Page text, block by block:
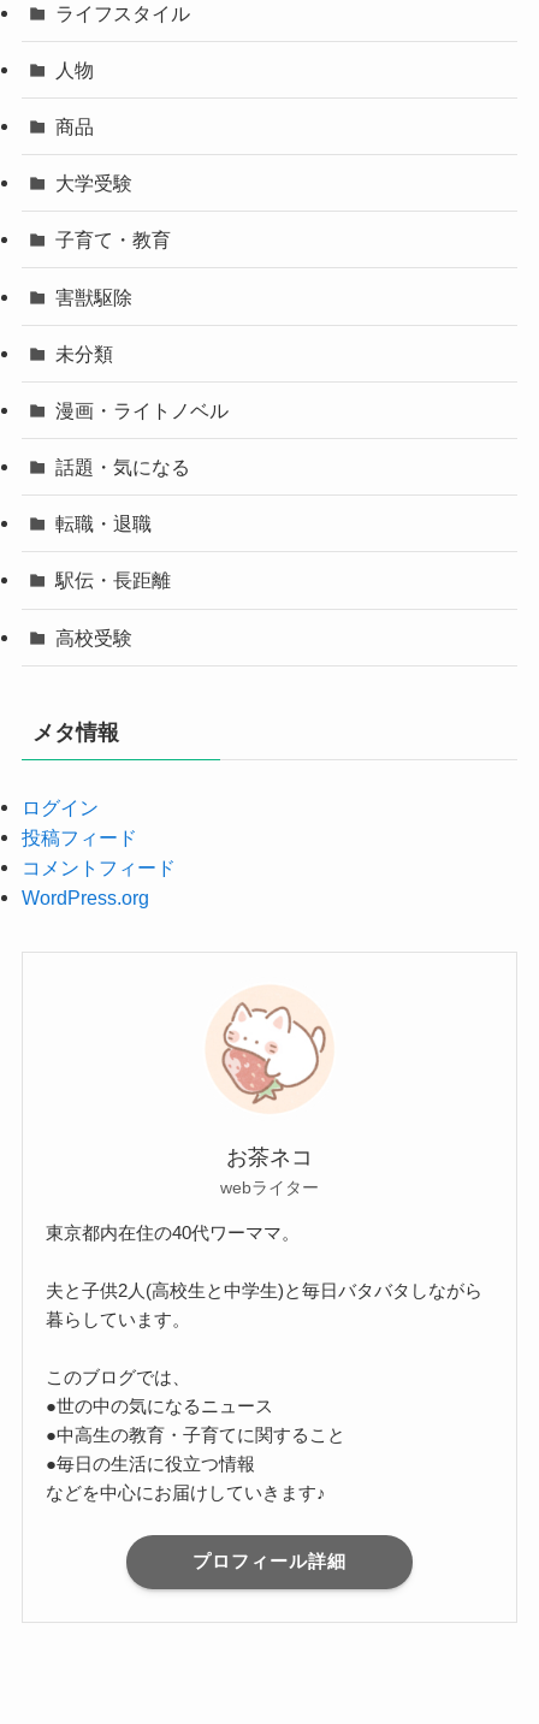
ライフスタイル
人物
商品
大学受験
子育て・教育
害獣駆除
未分類
漫画・ライトノベル
話題・気になる
転職・退職
駅伝・長距離
高校受験
メタ情報
ログイン
投稿フィード
コメントフィード
WordPress.org
お茶ネコ
webライター
東京都内在住の40代ワーママ。
夫と子供2人(高校生と中学生)と毎日バタバタしながら
暮らしています。
このブログでは、
●世の中の気になるニュース
●中高生の教育・子育てに関すること
●毎日の生活に役立つ情報
などを中心にお届けしていきます♪
プロフィール詳細